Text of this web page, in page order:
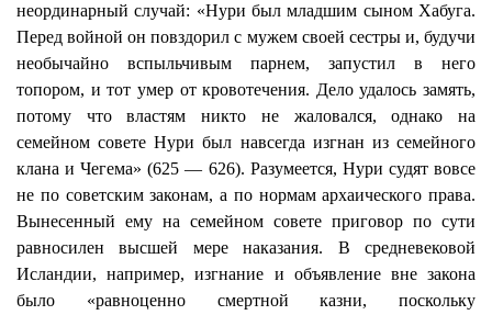
неординарный случай: «Нури был младшим сыном Хабуга.
Перед войной он повздорил с мужем своей сестры и, будучи
необычайно вспыльчивым парнем, запустил в него
топором, и тот умер от кровотечения. Дело удалось замять,
потому что властям никто не жаловался, однако на
семейном советеНури был навсегда изгнан из семейного
клана и Чегема» (625 — 626). Разумеется, Нури судят вовсе
не по советским законам, а по нормам архаического права.
Вынесенный ему на семейном совете приговор по сути
равносилен высшей мере наказания. В средневековой
Исландии, например, изгнание и объявление вне закона
было «равноценно смертной казни, поскольку